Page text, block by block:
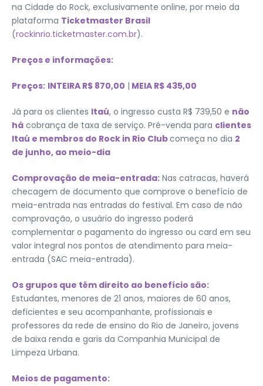
na Cidade do Rock, exclusivamente online, por meio da
plataforma Ticketmaster Brasil
(rockinrio.ticketmaster.com.br).
Preços e informações:
Preços: INTEIRA R$ 870,00 | MEIA R$ 435,00
Já para os clientes Itaú, o ingresso custa R$ 739,50 e não
há cobrança de taxa de serviço. Pré-venda para clientes
Itaú e membros do Rock in Rio Clubcomeça no dia 2
de junho, ao meio-dia
Comprovação de meia-entrada: Nas catracas, haverá
checagem de documento que comprove o benefício de
meia-entrada nas entradas do festival. Em caso de não
comprovação, o usuário do ingresso poderá
complementar o pagamento do ingresso ou card em seu
valor integral nos pontos de atendimento para meia-
entrada (SAC meia-entrada).
Os grupos que têm direito ao benefício são:
Estudantes, menores de 21 anos, maiores de 60 anos,
deficientes e seu acompanhante, profissionais e
professores da rede de ensino do Rio de Janeiro, jovens
de baixa renda e garis da Companhia Municipal de
Limpeza Urbana.
Meios de pagamento: